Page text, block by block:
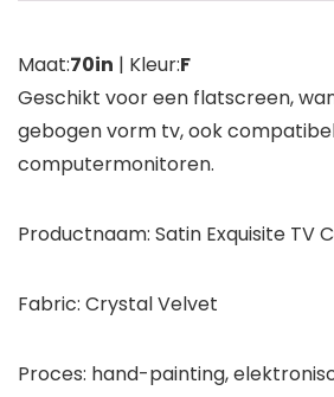
Maat:70in | Kleur:F
Geschikt voor een flatscreen,
gebogen vorm tv, ook
computermonitoren.
Productnaam: Satin Exquisite TV
Fabric: Crystal Velvet
Proces: hand-painting,